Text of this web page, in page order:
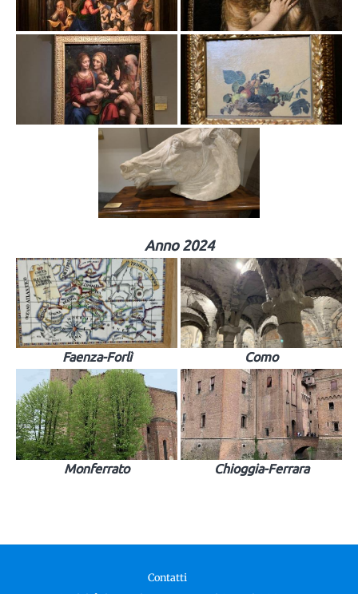
Anno 2024
Faenza-Forlì Como
Monferrato Chioggia-Ferrara
Contatti